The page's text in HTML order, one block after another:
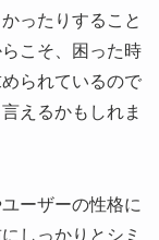
ったりすること
こそ、困った時
られているので
えるかもしれま
ーザーの性格に
しっかりとシミ